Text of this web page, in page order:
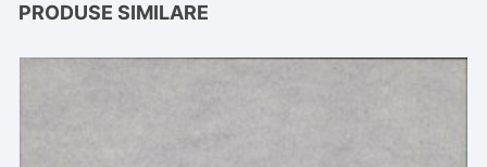
PRODUSE SIMILARE